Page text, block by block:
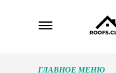
ГЛАВНОЕ МЕНЮ